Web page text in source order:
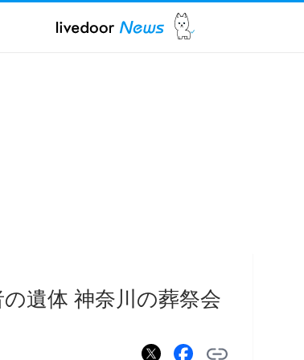
遺体 神奈川の葬祭会